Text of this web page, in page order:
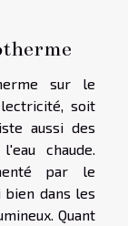
sur le
soit
aussi des
chaude.
par le
dans les
Quant